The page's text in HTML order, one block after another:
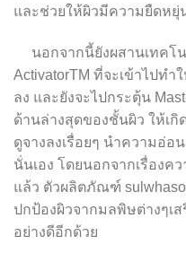
และช่วยให้ผิวมีความยืดห
นอกจากนี้ยังผสานเทคโน
ActivatorTM ที่จะเข้าไปทำ
ลง และยังจะไปกระตุ้น
ด้านล่างสุดของชั้นผิว ให้เกิ
ดูจางลงเรื่อยๆ นำความอ่อ
นั่นเอง โดยนอกจากเรื่องค
แล้ว ตัวผลิตภัณฑ์
ปกป้องผิวจากมลพิษต่างๆเ
อย่างดีอีกด้วย